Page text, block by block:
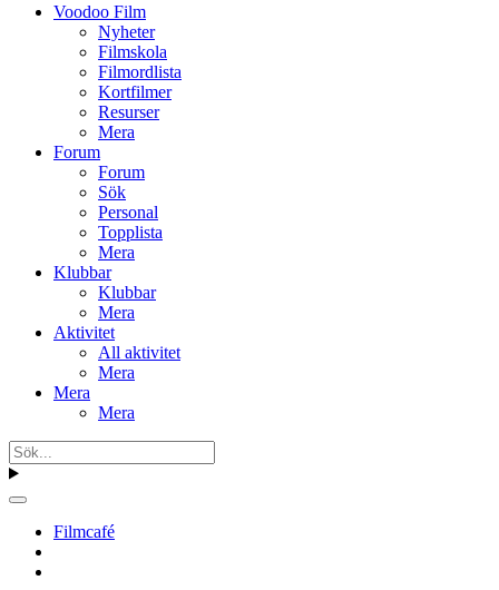
Voodoo Film
Nyheter
Filmskola
Filmordlista
Kortfilmer
Resurser
Mera
Forum
Forum
Sök
Personal
Topplista
Mera
Klubbar
Klubbar
Mera
Aktivitet
All aktivitet
Mera
Mera
Mera
Filmcafé